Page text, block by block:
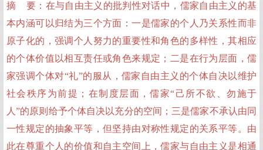
摘 要： 在与自由主义的批判性对话中，儒家自由主义的基
本内涵可以归结为三个方面：一是儒家的个人乃关系性而非
原子化的，强调个人努力的重要性和角色的多样性，其相应
的个体价值以相互责任或角色来规定；二是在行为层面，儒
家强调个体对“礼”的服从，儒家自由主义的个体自决以维护
社会秩序为前提；在制度层面，儒家“己所不欲、勿施于
人”的原则给予个体自决以充分的空间；三是儒家不承认由同
一性规定的抽象平等，但坚持由对称性规定的关系平等。由
此在尊重个人的价值和自主空间上，儒家与自由主义是相通